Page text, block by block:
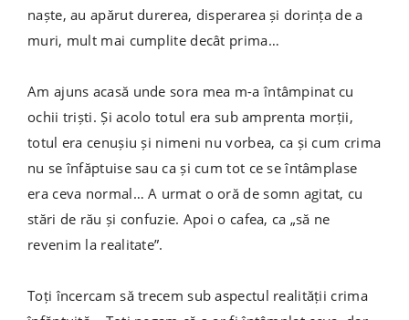
naște, au apărut durerea, disperarea și dorința de a
muri, mult mai cumplite decât prima…
Am ajuns acasă unde sora mea m-a întâmpinat cu
ochii triști. Și acolo totul era sub amprenta morții,
totul era cenușiu și nimeni nu vorbea, ca și cum crima
nu se înfăptuise sau ca și cum tot ce se întâmplase
era ceva normal… A urmat o oră de somn agitat, cu
stări de rău și confuzie. Apoi o cafea, ca „să ne
revenim la realitate”.
Toți încercam să trecem sub aspectul realității crima